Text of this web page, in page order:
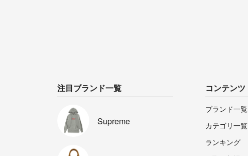
注目ブランド一覧
Supreme
コンテンツ
ブランド一覧
カテゴリ一覧
ランキング